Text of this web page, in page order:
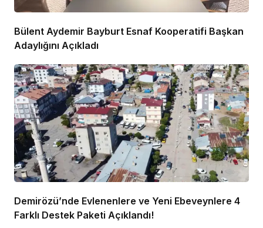
Bülent Aydemir Bayburt Esnaf Kooperatifi Başkan
Adaylığını Açıkladı
Demirözü’nde Evlenenlere ve Yeni Ebeveynlere 4
Farklı Destek Paketi Açıklandı!